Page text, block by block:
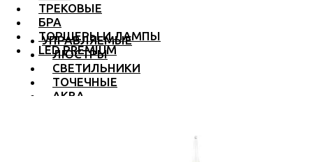
ТРЕКОВЫЕ
БРА
ТОРШЕРЫ И ЛАМПЫ
LED PREMIUM
УПРАВЛЯЕМЫЕ
ЛЮСТРЫ
СВЕТИЛЬНИКИ
ТОЧЕЧНЫЕ
АКВА